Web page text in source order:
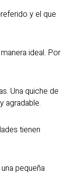
y el que
ideal. Por
Una quiche de
agradable.
tienen
pequeña